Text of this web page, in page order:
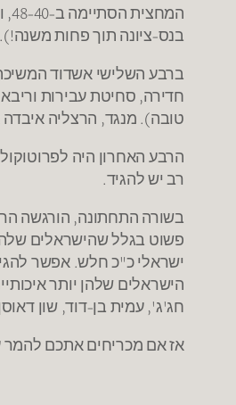
בנס-ציונה תוך פחות משנה!).
ברבע השלישי אשדוד
טובה). מנגד, הרצליה
הרבע האחרון היה
רב יש להגיד.
בשורה התחתונה, הורגשה
פשוט בגלל שהישראלים
ישראלי כ"כ חלש. אפשר
הישראלים שלהן יותר
חג'ג', עמית בן-דוד, שון
אז אם מכריחים אתכם להמר